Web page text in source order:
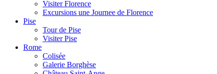
Visiter Florence
Excursions une Journee de Florence
Pise
Tour de Pise
Visiter Pise
Rome
Colisée
Galerie Borghèse